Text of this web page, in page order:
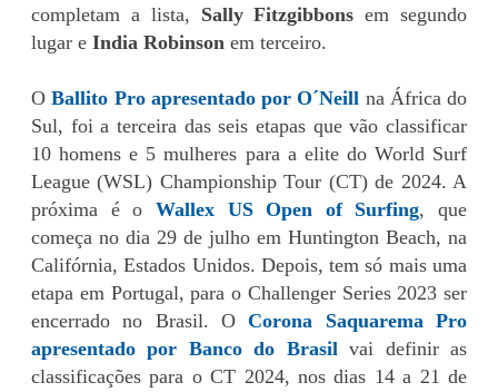
completam a lista, Sally Fitzgibbons em segundo
lugar e India Robinson em terceiro.
OBallito Pro apresentado por O´Neill na África do
Sul, foi a terceira das seis etapas que vão classificar
10 homens e 5 mulheres para a elite do World Surf
League (WSL) Championship Tour (CT) de 2024. A
próxima é o Wallex US Open of Surfing, que
começa no dia 29 de julho em Huntington Beach, na
Califórnia, Estados Unidos. Depois, tem só mais uma
etapa em Portugal, para o Challenger Series 2023 ser
encerrado no Brasil. OCorona Saquarema Pro
apresentado por Banco do Brasilvai definir as
classificações para o CT 2024, nos dias 14 a 21 de